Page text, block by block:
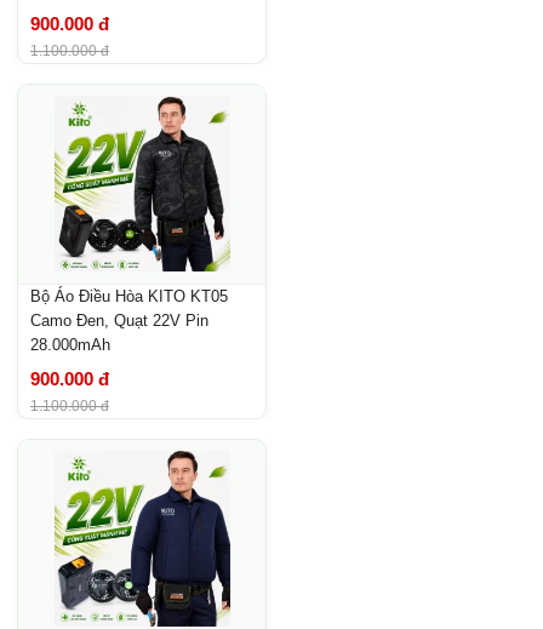
900.000 đ
1.100.000 đ
Bộ Áo Điều Hòa KITO KT05
Camo Đen, Quạt 22V Pin
28.000mAh
900.000 đ
1.100.000 đ